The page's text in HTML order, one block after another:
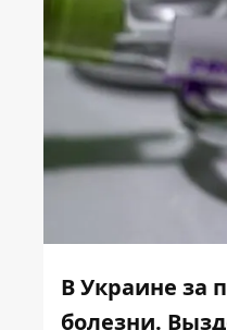
В Украине за
болезни.